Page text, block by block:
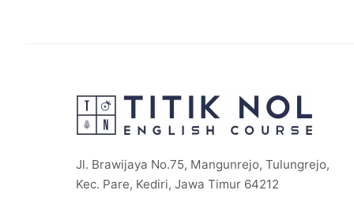
Jl. Brawijaya No.75, Mangunrejo, Tulungrejo,
Kec. Pare, Kediri, Jawa Timur 64212